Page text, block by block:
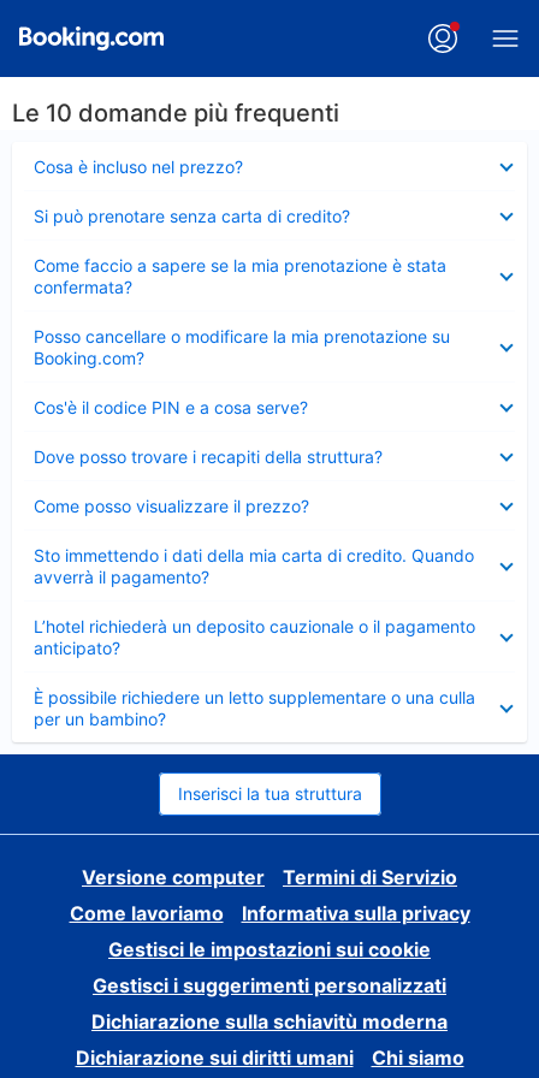
Le 10 domande più frequenti
Cosa è incluso nel prezzo?
chiuso
Si può prenotare senza carta di credito?
chiuso
Come faccio a sapere se la mia prenotazione è stata
confermata?
chiuso
Posso cancellare o modificare la mia prenotazione su
Booking.com?
chiuso
Cos'è il codice PIN e a cosa serve?
chiuso
Dove posso trovare i recapiti della struttura?
chiuso
Come posso visualizzare il prezzo?
chiuso
Sto immettendo i dati della mia carta di credito. Quando
avverrà il pagamento?
chiuso
L’hotel richiederà un deposito cauzionale o il pagamento
anticipato?
chiuso
È possibile richiedere un letto supplementare o una culla
per un bambino?
Elemento
chiuso
Inserisci la tua struttura
Versione computer
Termini di Servizio
Come lavoriamo
Informativa sulla privacy
Gestisci le impostazioni sui cookie
Gestisci i suggerimenti personalizzati
Dichiarazione sulla schiavitù moderna
Dichiarazione sui diritti umani
Chi siamo